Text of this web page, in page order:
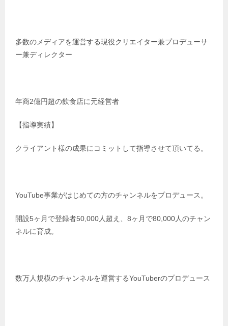
多数のメディアを運営する現役クリエイター兼プロデューサ
ー兼ディレクター
年商2億円超の飲食店に元経営者
【指導実績】
クライアント様の成果にコミットして指導させて頂いてる。
YouTube事業がはじめての方のチャンネルをプロデュース。
開設5ヶ月で登録者50,000人超え、8ヶ月で80,000人のチャン
ネルに育成。
数万人規模のチャンネルを運営するYouTuberのプロデュース